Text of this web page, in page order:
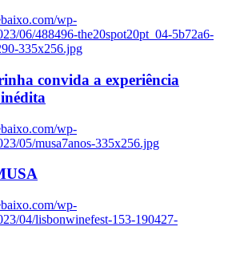
wp-
06/488496-the20spot20pt_04-5b72a6-
335x256.jpg
convida a experiência
wp-
05/musa7anos-335x256.jpg
wp-
04/lisbonwinefest-153-190427-